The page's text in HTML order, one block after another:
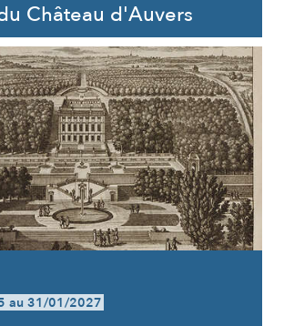
Château d'Auvers
au 31/01/2027